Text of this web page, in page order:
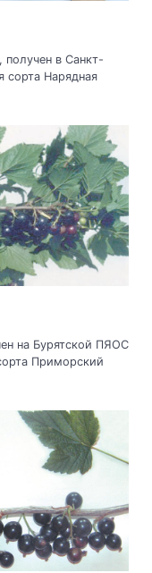
получен в Санкт-
сорта Нарядная
на Бурятской ПЯОС
Приморский